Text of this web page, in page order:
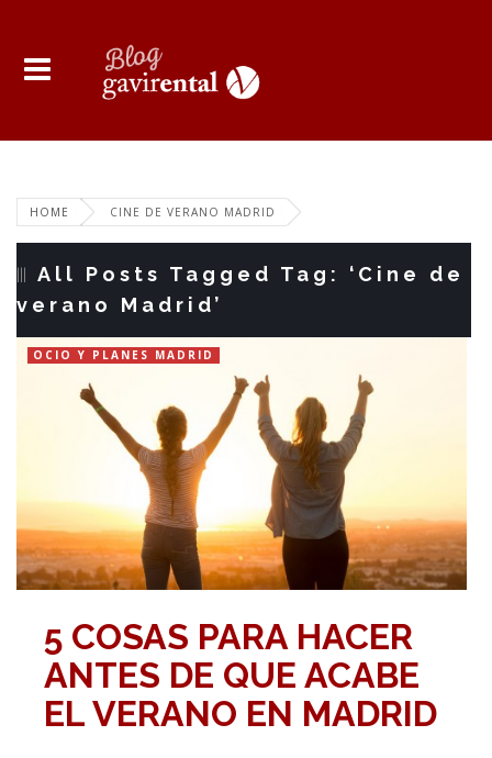
HOME CINE DE VERANO MADRID
All Posts Tagged Tag: ‘Cine de
verano Madrid’
OCIO Y PLANES MADRID
5 COSAS PARA HACER
ANTES DE QUE ACABE
EL VERANO EN MADRID